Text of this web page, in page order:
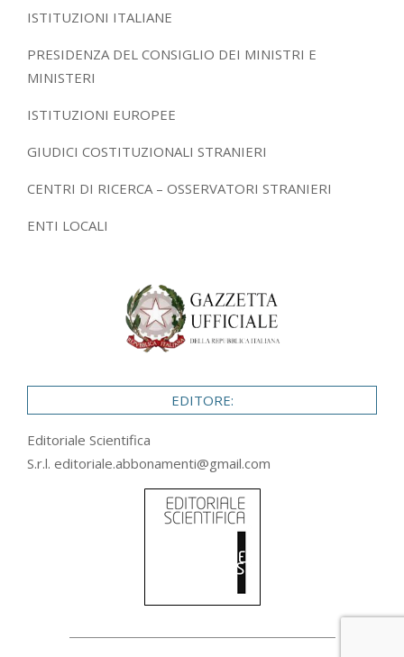
ISTITUZIONI ITALIANE
PRESIDENZA DEL CONSIGLIO DEI MINISTRI E
MINISTERI
ISTITUZIONI EUROPEE
GIUDICI COSTITUZIONALI STRANIERI
CENTRI DI RICERCA – OSSERVATORI STRANIERI
ENTI LOCALI
EDITORE:
Editoriale Scientifica
S.r.l. editoriale.abbonamenti@gmail.com